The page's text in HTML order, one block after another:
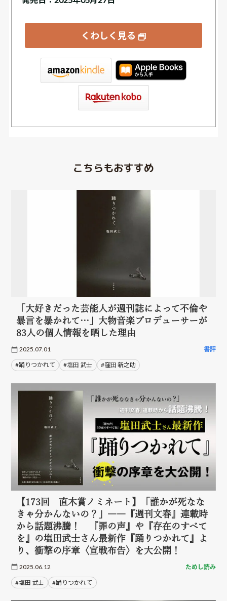
くわしく見る
こちらもおすすめ
「大好きだった芸能人が週刊誌によって不倫や
暴言を暴かれて…」大物音楽プロデューサーが
83人の個人情報を晒した理由
2025.07.01 書評
#踊りつかれて #塩田 武士 #窪田 新之助
【173回 直木賞ノミネート】「誰かが死なな
きゃ分かんないの？」――『週刊文春』連載時
から話題沸騰！ 『罪の声』や『存在のすべて
を』の塩田武士さん最新作『踊りつかれて』よ
り、衝撃の序章〈宣戦布告〉を大公開！
2025.06.12 ためし読み
#塩田 武士 #踊りつかれて